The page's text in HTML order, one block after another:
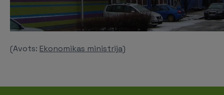
(Avots: Ekonomikas ministrija)